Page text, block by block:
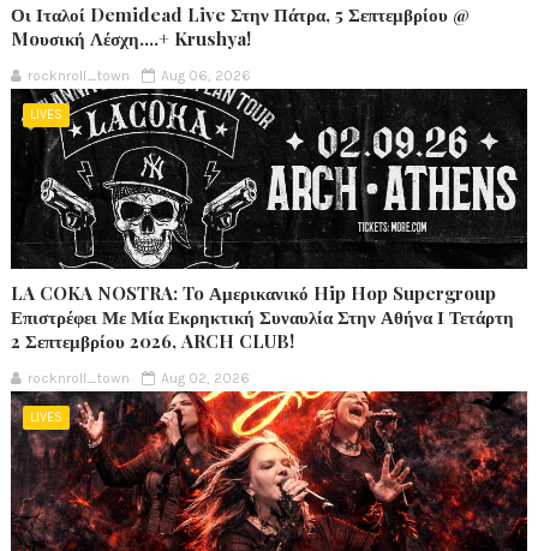
Οι Ιταλοί Demidead Live Στην Πάτρα, 5 Σεπτεμβρίου @
Moυσική Λέσχη….+ Krushya!
rocknroll_town Aug 06, 2026
LIVES
LA COKA NOSTRA: To Αμερικανικό Hip Hop Supergroup
Επιστρέφει Με Μία Εκρηκτική Συναυλία Στην Αθήνα Ι Τετάρτη
2 Σεπτεμβρίου 2026, ARCH CLUB!
rocknroll_town Aug 02, 2026
LIVES